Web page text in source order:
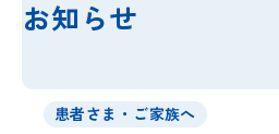
お知らせ
患者さま・ご家族へ